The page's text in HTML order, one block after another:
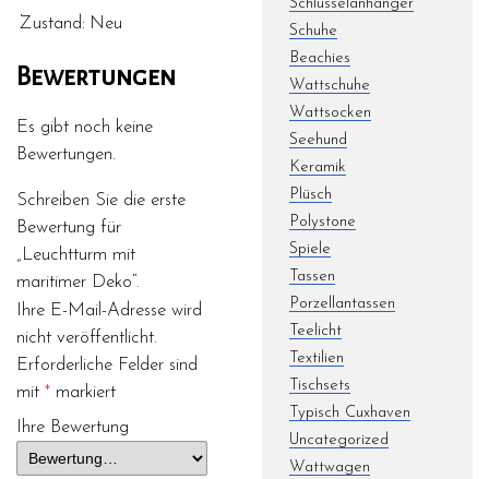
Zustand: Neu
Bewertungen
Es gibt noch keine
Bewertungen.
Schreiben Sie die erste
Bewertung für
„Leuchtturm mit
maritimer Deko“.
Ihre E-Mail-Adresse wird
nicht veröffentlicht.
Erforderliche Felder sind
mit * markiert
Ihre Bewertung
Schlüsselanhänger
Schuhe
Beachies
Wattschuhe
Wattsocken
Seehund
Keramik
Plüsch
Polystone
Spiele
Tassen
Porzellantassen
Teelicht
Textilien
Tischsets
Typisch Cuxhaven
Uncategorized
Wattwagen